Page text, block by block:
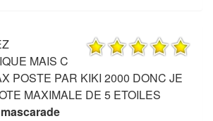
MAIS C
POSTE PAR KIKI 2000 DONC JE
MAXIMALE DE 5 ETOILES